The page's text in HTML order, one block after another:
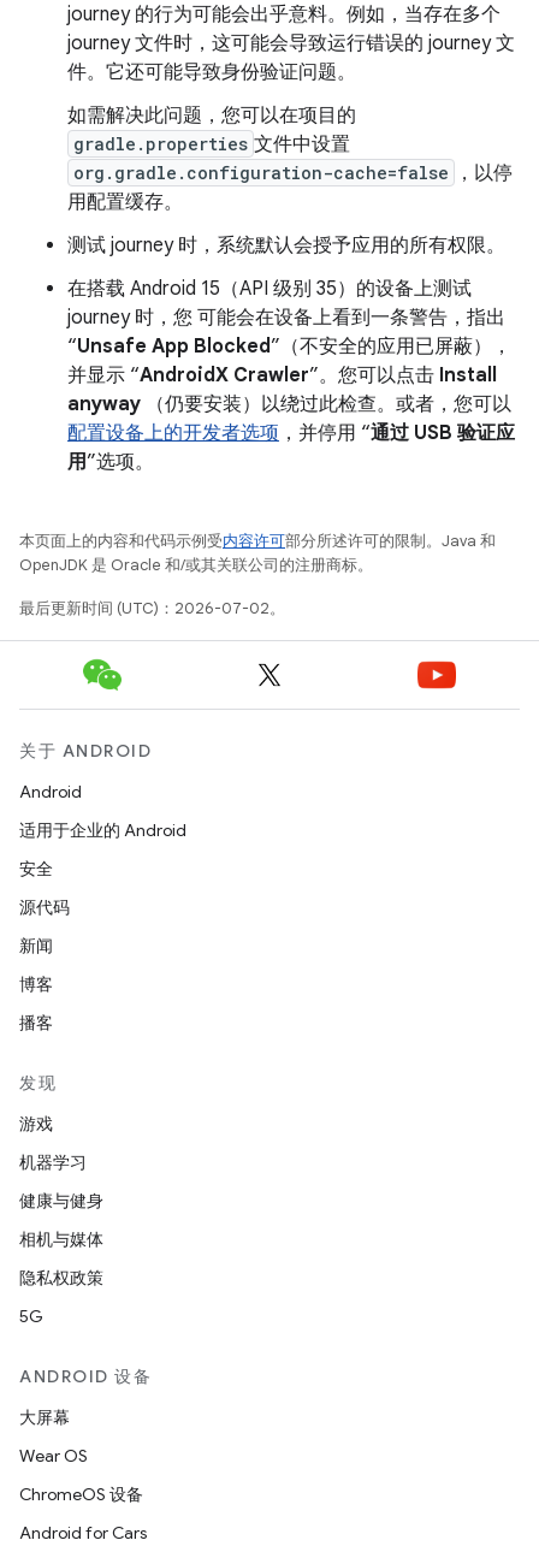
journey 的行为可能会出乎意料。例如，当存在多个
journey 文件时，这可能会导致运行错误的 journey 文
件。它还可能导致身份验证问题。
如需解决此问题，您可以在项目的
gradle.properties 文件中设置
org.gradle.configuration-cache=false
，以停
用配置缓存。
测试 journey 时，系统默认会授予应用的所有权限。
在搭载 Android 15（API 级别 35）的设备上测试
journey 时，您 可能会在设备上看到一条警告，指出
“Unsafe App Blocked ”（不安全的应用已屏蔽），
并显示 “AndroidX Crawler”。您可以点击 Install
anyway （仍要安装）以绕过此检查。或者，您可以
配置设备上的开发者选项 ，并停用 “通过 USB 验证应
用 ”选项。
本页面上的内容和代码示例受内容许可部分所述许可的限制。Java 和
OpenJDK 是 Oracle 和/或其关联公司的注册商标。
最后更新时间 (UTC)：2026-07-02。
关于 ANDROID
Android
适用于企业的 Android
安全
源代码
新闻
博客
播客
发现
游戏
机器学习
健康与健身
相机与媒体
隐私权政策
5G
ANDROID 设备
大屏幕
Wear OS
ChromeOS 设备
Android for Cars